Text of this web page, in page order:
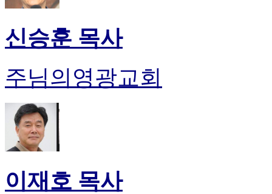
신승훈 목사
주님의영광교회
이재호 목사